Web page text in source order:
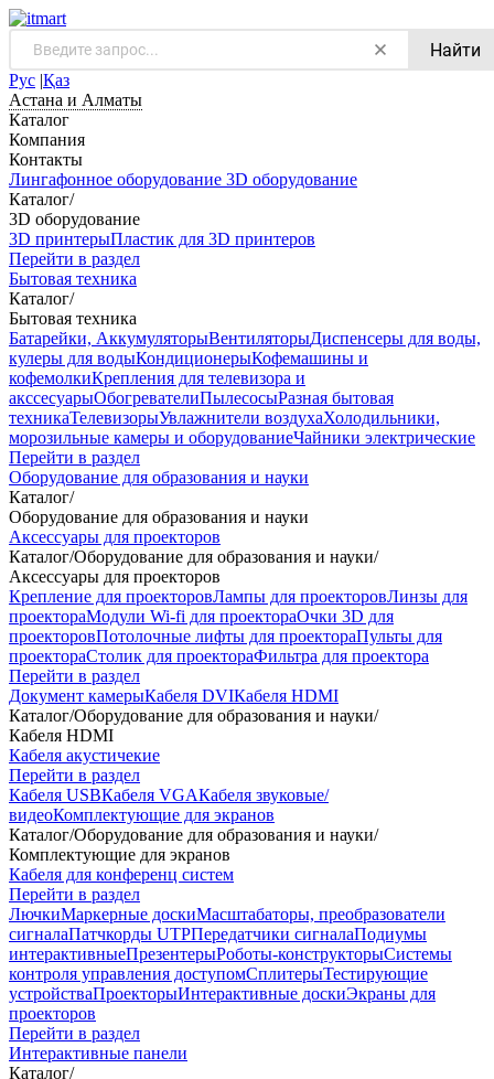
Найти
Рус |Қаз
Астана и Алматы
Каталог
Компания
Контакты
Лингафонное оборудование 3D оборудование
Каталог/
3D оборудование
3D принтерыПластик для 3D принтеров
Перейти в раздел
Бытовая техника
Каталог/
Бытовая техника
Батарейки, АккумуляторыВентиляторыДиспенсеры для воды,
кулеры для водыКондиционерыКофемашины и
кофемолкиКрепления для телевизора и
акссесуарыОбогревателиПылесосыРазная бытовая
техникаТелевизорыУвлажнители воздухаХолодильники,
морозильные камеры и оборудованиеЧайники электрические
Перейти в раздел
Оборудование для образования и науки
Каталог/
Оборудование для образования и науки
Аксессуары для проекторов
Каталог/Оборудование для образования и науки/
Аксессуары для проекторов
Крепление для проекторовЛампы для проекторовЛинзы для
проектораМодули Wi-fi для проектораОчки 3D для
проекторовПотолочные лифты для проектораПульты для
проектораСтолик для проектораФильтра для проектора
Перейти в раздел
Документ камерыКабеля DVIКабеля HDMI
Каталог/Оборудование для образования и науки/
Кабеля HDMI
Кабеля акустичекие
Перейти в раздел
Кабеля USBКабеля VGAКабеля звуковые/
видеоКомплектующие для экранов
Каталог/Оборудование для образования и науки/
Комплектующие для экранов
Кабеля для конференц систем
Перейти в раздел
ЛючкиМаркерные доскиМасштабаторы, преобразователи
сигналаПатчкорды UTPПередатчики сигналаПодиумы
интерактивныеПрезентерыРоботы-конструкторыСистемы
контроля управления доступомСплитерыТестирующие
устройстваПроекторыИнтерактивные доскиЭкраны для
проекторов
Перейти в раздел
Интерактивные панели
Каталог/